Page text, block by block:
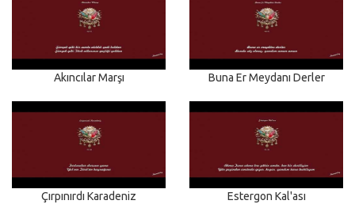
Akıncılar Marşı Buna Er Meydanı Derler
Çırpınırdı Karadeniz Estergon Kal'ası